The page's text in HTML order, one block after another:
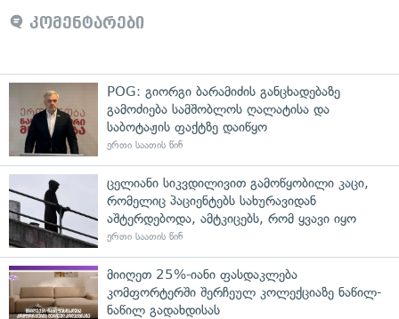
კომენტარები
POG: გიორგი ბარამიძის განცხადებაზე
გამოძიება სამშობლოს ღალატისა და
საბოტაჟის ფაქტზე დაიწყო
ერთი საათის წინ
ცელიანი სიკვდილივით გამოწყობილი კაცი,
რომელიც პაციენტებს სახურავიდან
აშტერდებოდა, ამტკიცებს, რომ ყვავი იყო
ერთი საათის წინ
მიიღეთ 25%-იანი ფასდაკლება
კომფორტერში შერჩეულ კოლექციაზე ნაწილ-
ნაწილ გადახდისას